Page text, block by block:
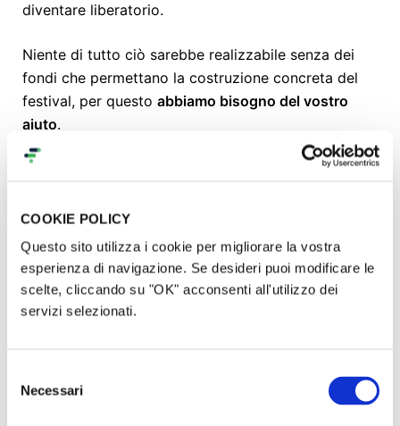
COOKIE POLICY
Questo sito utilizza i cookie per migliorare la vostra
esperienza di navigazione. Se desideri puoi modificare le
scelte, cliccando su "OK" acconsenti all'utilizzo dei
servizi selezionati.
delNecessari
diventare liberatorio.
Niente di tutto ciò sarebbe realizzabile senza dei
fondi che permettano la costruzione concreta del
festival, per questo abbiamo bisogno del vostro
aiuto.
In tutto questo, abbiamo anche pensato a qualche
Venite a trovarci!
Per questo, vi invitiamo caldamente a unirvi di